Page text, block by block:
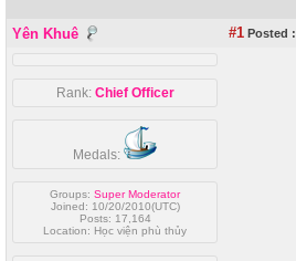
Yên Khuê #1 Posted :
Rank: Chief Officer
Medals:
Groups: Super Moderator
Joined: 10/20/2010(UTC)
Posts: 17,164
Location: Học viện phù thủy